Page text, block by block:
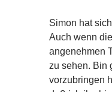
Simon hat
Auch wenn
angenehmen
zu sehen. Bin
vorzubringen